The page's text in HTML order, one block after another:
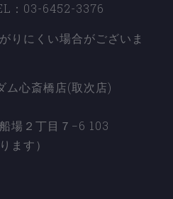
：03-6452-3376
りにくい場合がございま
ム心斎橋店(取次店)
場２丁目７−6 103
ます）